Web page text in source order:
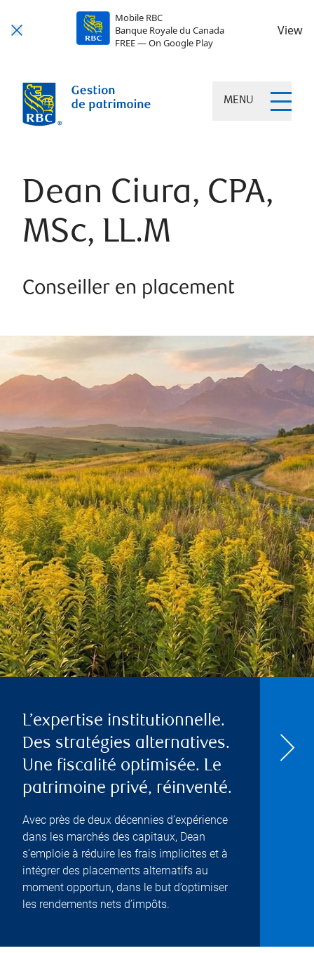
Mobile RBC
Banque Royale du Canada
FREE — On Google Play
View
MENU
Dean Ciura, CPA,
MSc, LL.M
Conseiller en placement
L’expertise institutionnelle.
Des stratégies alternatives.
Une fiscalité optimisée. Le
patrimoine privé, réinventé.
Avec près de deux décennies d’expérience
dans les marchés des capitaux, Dean
s’emploie à réduire les frais implicites et à
intégrer des placements alternatifs au
moment opportun, dans le but d’optimiser
les rendements nets d’impôts.